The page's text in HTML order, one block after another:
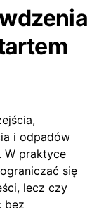
i odpadów
W praktyce
się
lecz czy
bez